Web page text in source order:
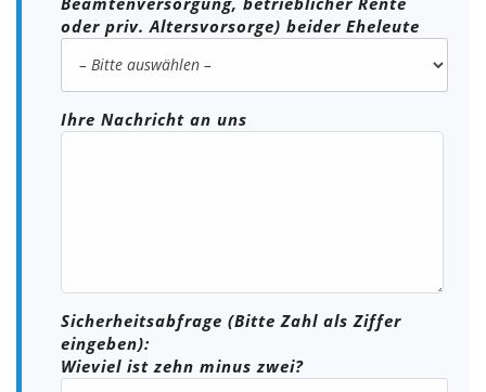
oder priv. Altersvorsorge) beider Eheleute
Ihre Nachricht an uns
Sicherheitsabfrage (Bitte Zahl als Ziffer
eingeben):
Wieviel ist zehn minus zwei?